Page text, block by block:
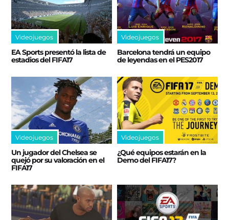
Videojuegos
EA Sports presentó la lista de
estadios del FIFA17
Videojuegos
Barcelona tendrá un equipo
de leyendas en el PES2017
Videojuegos
Un jugador del Chelsea se
quejó por su valoración en el
FIFA17
Videojuegos
¿Qué equipos estarán en la
Demo del FIFA17?